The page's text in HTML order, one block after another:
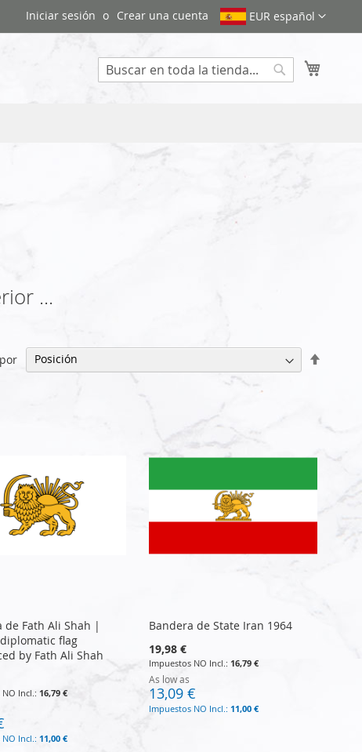
EUR español
Iniciar sesión Crear una cuenta
...
de Fath Ali Shah |
flag
by Fath Ali Shah
16,79 €
11,00 €
Bandera de State Iran 1964
19,98 €
16,79 €
As low as
13,09 €
11,00 €